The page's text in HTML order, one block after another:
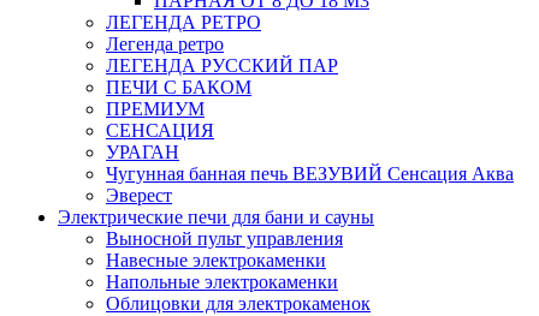
ЛЕГЕНДА РЕТРО
Легенда ретро
ЛЕГЕНДА РУССКИЙ ПАР
ПЕЧИ С БАКОМ
ПРЕМИУМ
СЕНСАЦИЯ
УРАГАН
Чугунная банная печь ВЕЗУВИЙ Сенсация Аква
Эверест
Электрические печи для бани и сауны
Выносной пульт управления
Навесные электрокаменки
Напольные электрокаменки
Облицовки для электрокаменок